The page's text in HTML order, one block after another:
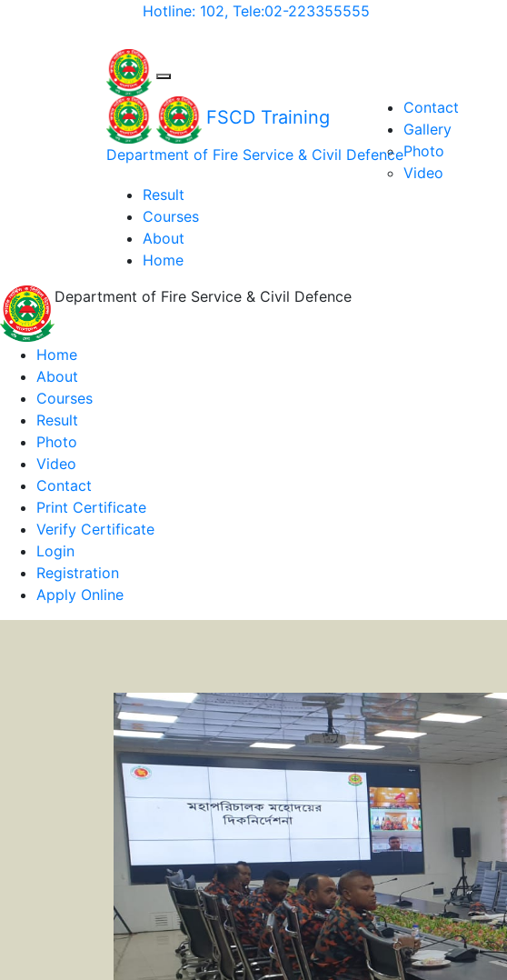
Hotline: 102, Tele:02-223355555
FSCD Training
Department of Fire Service & Civil Defence
Contact
Gallery
Photo
Video
Result
Courses
About
Home
Department of Fire Service & Civil Defence
Home
About
Courses
Result
Photo
Video
Contact
Print Certificate
Verify Certificate
Login
Registration
Apply Online